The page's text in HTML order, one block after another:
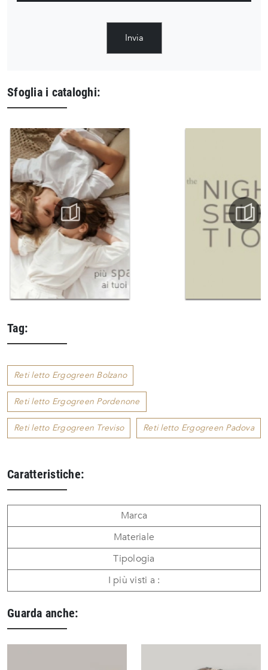
Invia
Sfoglia i cataloghi:
Tag:
Reti letto Ergogreen Bolzano
Reti letto Ergogreen Pordenone
Reti letto Ergogreen Treviso Reti letto Ergogreen Padova
Caratteristiche:
Marca
Materiale
Tipologia
I più visti a :
Guarda anche: